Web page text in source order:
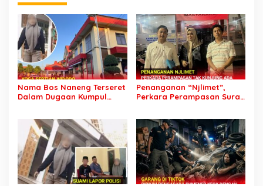
Nama Bos Naneng Terseret
Dalam Dugaan Kumpul
Polisi
Penanganan “Njlimet”,
Perkara Perampasan Surat
Setahun di Polres Pasuruan